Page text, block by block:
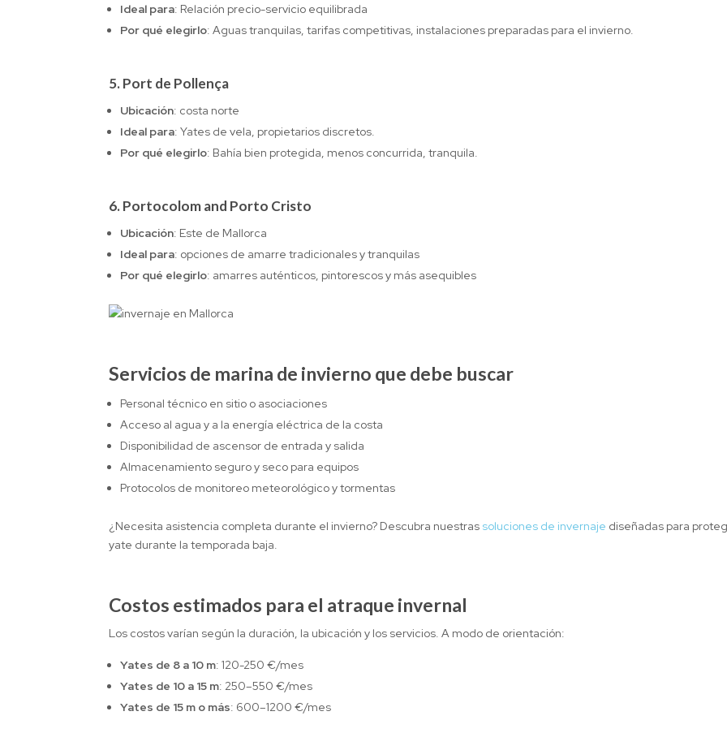
Ideal para: Relación precio-servicio equilibrada
Por qué elegirlo: Aguas tranquilas, tarifas competitivas, instalaciones preparadas para el invierno.
5. Port de Pollença
Ubicación: costa norte
Ideal para: Yates de vela, propietarios discretos.
Por qué elegirlo: Bahía bien protegida, menos concurrida, tranquila.
6. Portocolom and Porto Cristo
Ubicación: Este de Mallorca
Ideal para: opciones de amarre tradicionales y tranquilas
Por qué elegirlo: amarres auténticos, pintorescos y más asequibles
Servicios de marina de invierno que debe buscar
Personal técnico en sitio o asociaciones
Acceso al agua y a la energía eléctrica de la costa
Disponibilidad de ascensor de entrada y salida
Almacenamiento seguro y seco para equipos
Protocolos de monitoreo meteorológico y tormentas
¿Necesita asistencia completa durante el invierno? Descubra nuestras soluciones de invernaje diseñadas para
yate durante la temporada baja.
Costos estimados para el atraque invernal
Los costos varían según la duración, la ubicación y los servicios. A modo de orientación:
Yates de 8 a 10 m: 120-250 €/mes
Yates de 10 a 15 m: 250–550 €/mes
Yates de 15 m o más: 600–1200 €/mes